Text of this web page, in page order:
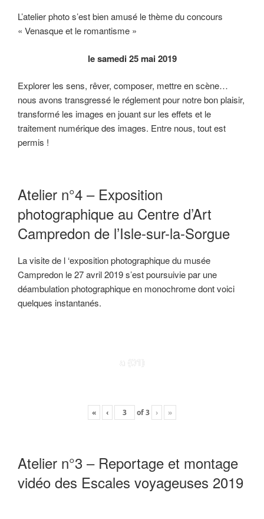
L’atelier photo s’est bien amusé le thème du concours
« Venasque et le romantisme »
le samedi 25 mai 2019
Explorer les sens, rêver, composer, mettre en scène…
nous avons transgressé le réglement pour notre bon plaisir,
transformé les images en jouant sur les effets et le
traitement numérique des images. Entre nous, tout est
permis !
Atelier n°4 – Exposition
photographique au Centre d’Art
Campredon de l’Isle-sur-la-Sorgue
La visite de l ‘exposition photographique du musée
Campredon le 27 avril 2019 s’est poursuivie par une
déambulation photographique en monochrome dont voici
quelques instantanés.
a (01)
« ‹ of3 › »
Atelier n°3 – Reportage et montage
vidéo des Escales voyageuses 2019